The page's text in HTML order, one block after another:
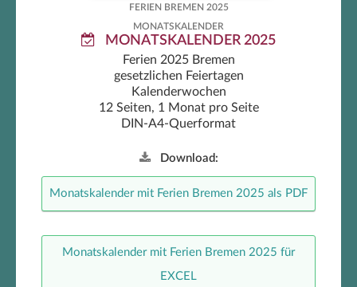
FERIEN BREMEN 2025
MONATSKALENDER
MONATSKALENDER 2025
Ferien 2025 Bremen
gesetzlichen Feiertagen
Kalenderwochen
12 Seiten, 1 Monat pro Seite
DIN-A4-Querformat
Download:
Monatskalender mit Ferien Bremen 2025 als PDF
Monatskalender mit Ferien Bremen 2025 für
EXCEL